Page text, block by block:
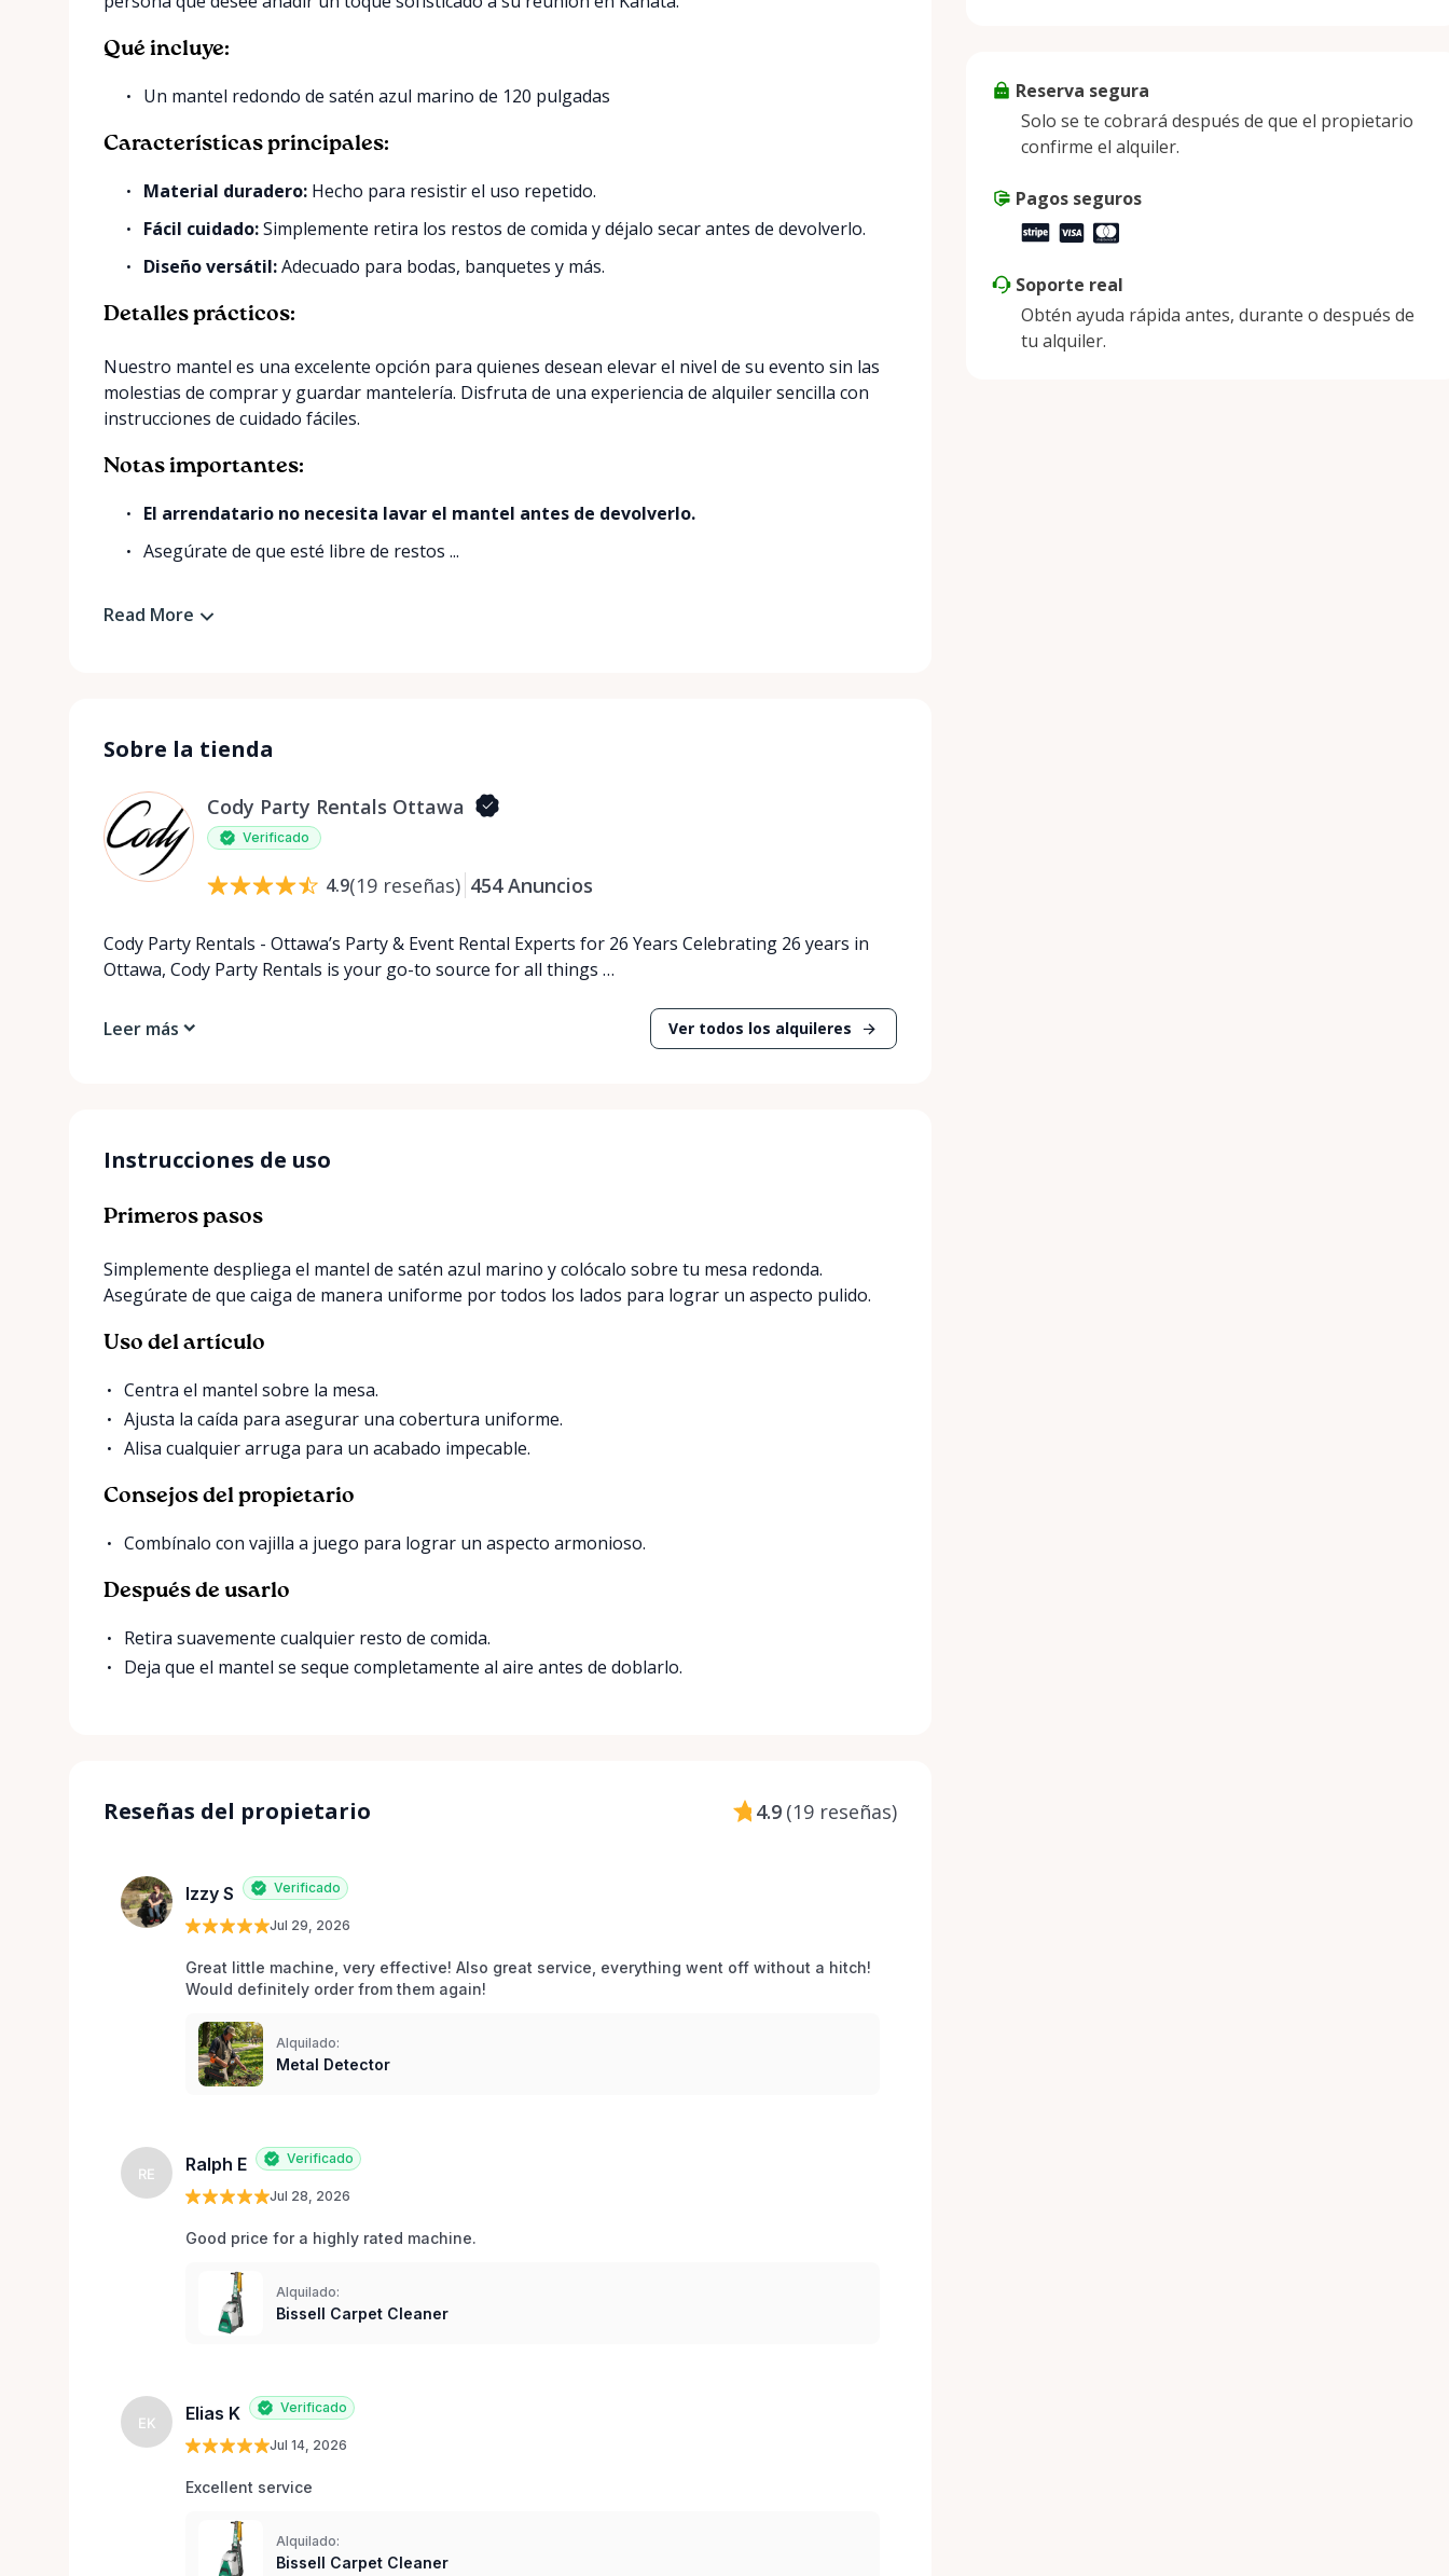
Qué incluye:
Un mantel redondo de satén azul marino de 120 pulgadas
Características principales:
Material duradero: Hecho para resistir el uso repetido.
Fácil cuidado:Simplemente retira los restos de comida y déjalo secar antes de devolverlo.
Diseño versátil:Adecuado para bodas, banquetes y más.
Detalles prácticos:
Nuestro mantel es una excelente opción para quienes desean elevar el nivel de su evento sin las
molestias de comprar y guardar mantelería. Disfruta de una experiencia de alquiler sencilla con
instrucciones de cuidado fáciles.
Notas importantes:
El arrendatario no necesita lavar el mantel antes de devolverlo.
Asegúrate de que esté libre de restos ...
Read More
Sobre la tienda
Cody Party Rentals Ottawa
Verificado
4.9(19 reseñas) 454 Anuncios
Cody Party Rentals - Ottawa’s Party & Event Rental Experts for 26 Years Celebrating 26 years in
Ottawa, Cody Party Rentals is your go-to source for all things …
Leer más Ver todos los alquileres
Instrucciones de uso
Primeros pasos
Simplemente despliega el mantel de satén azul marino y colócalo sobre tu mesa redonda.
Asegúrate de que caiga de manera uniforme por todos los lados para lograr un aspecto pulido.
Uso del artículo
Centra el mantel sobre la mesa.
Ajusta la caída para asegurar una cobertura uniforme.
Alisa cualquier arruga para un acabado impecable.
Consejos del propietario
Combínalo con vajilla a juego para lograr un aspecto armonioso.
Después de usarlo
Retira suavemente cualquier resto de comida.
Deja que el mantel se seque completamente al aire antes de doblarlo.
Reseñas del propietario 4.9 (19 reseñas)
Izzy S Verificado
Jul 29, 2026
Great little machine, very effective! Also great service, everything went off without a hitch!
Would definitely order from them again!
Alquilado:
Metal Detector
RE Ralph E Verificado
Jul 28, 2026
Good price for a highly rated machine.
Alquilado:
Bissell Carpet Cleaner
EK Elias K Verificado
Jul 14, 2026
Excellent service
Alquilado:
Bissell Carpet Cleaner
Reserva segura
Solo se te cobrará después de que el propietario
confirme el alquiler.
Pagos seguros
Soporte real
Obtén ayuda rápida antes, durante o después de
tu alquiler.